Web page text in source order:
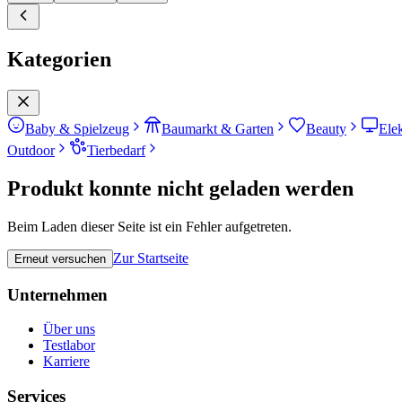
Kategorien
Baby & Spielzeug Baumarkt & Garten Beauty
Outdoor
Tierbedarf
Produkt konnte nicht geladen werden
Beim Laden dieser Seite ist ein Fehler aufgetreten.
Erneut versuchen Zur Startseite
Unternehmen
Über uns
Testlabor
Karriere
Services